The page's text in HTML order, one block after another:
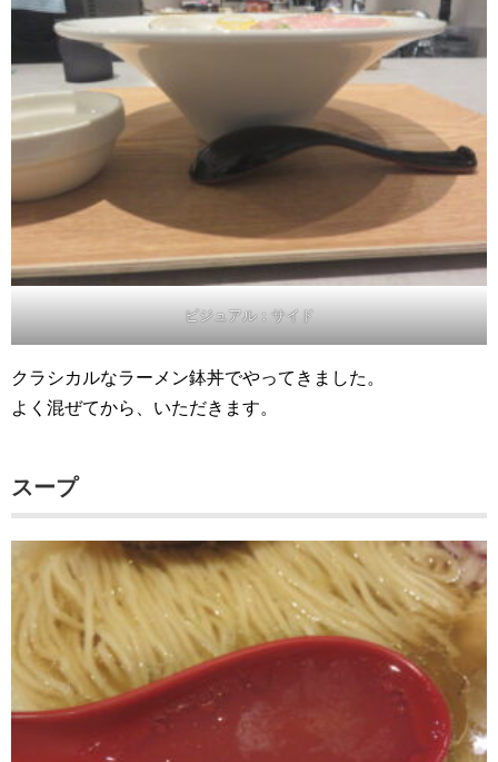
ビジュアル：サイド
クラシカルなラーメン鉢丼でやってきました。
よく混ぜてから、いただきます。
スープ